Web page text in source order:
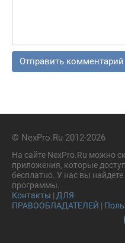
© NexPro.Ru 2012-2026
На сайте NexPro.Ru можно
приложения, которые
бесплатно. У нас вы
программы.
Контакты | ДЛЯ
ПРАВООБЛАДАТЕЛЕЙ |